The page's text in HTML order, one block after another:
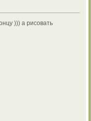
))) а рисовать